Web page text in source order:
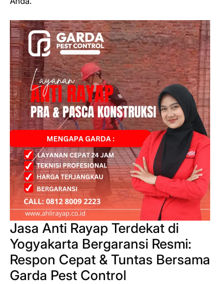
Jasa Anti Rayap Terdekat di
Yogyakarta Bergaransi Resmi:
Respon Cepat & Tuntas Bersama
Garda Pest Control